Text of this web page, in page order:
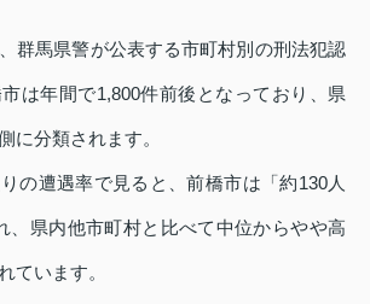
群馬県警が公表する市町村別の刑法犯認
は年間で1,800件前後となっており、県
に分類されます。
の遭遇率で見ると、前橋市は「約130人
、県内他市町村と比べて中位からやや高
ています。